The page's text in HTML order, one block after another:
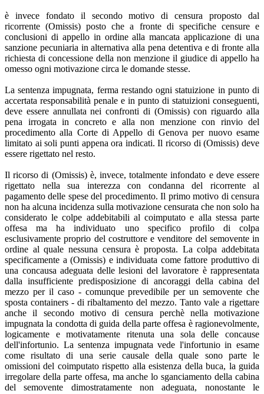
è invece fondato il secondo motivo di censura proposto dal
ricorrente (Omissis) posto che a fronte di specifiche censure e
conclusioni di appello in ordine alla mancata applicazione di una
sanzione pecuniaria in alternativa alla pena detentiva e di fronte alla
richiesta di concessione della non menzione il giudice di appello ha
omesso ogni motivazione circa le domande stesse.
La sentenza impugnata, ferma restando ogni statuizione in punto di
accertata responsabilità penale e in punto di statuizioni conseguenti,
deve essere annullata nei confronti di (Omissis) con riguardo alla
pena irrogata in concreto e alla non menzione con rinvio del
procedimento alla Corte di Appello di Genova per nuovo esame
limitato ai soli punti appena ora indicati. Il ricorso di (Omissis) deve
essere rigettato nel resto.
Il ricorso di (Omissis) è, invece, totalmente infondato e deve essere
rigettato nella sua interezza con condanna del ricorrente al
pagamento delle spese del procedimento. Il primo motivo di censura
non ha alcuna incidenza sulla motivazione censurata che non solo ha
considerato le colpe addebitabili al coimputato e alla stessa parte
offesa ma ha individuato uno specifico profilo di colpa
esclusivamente proprio del costruttore e venditore del semovente in
ordine al quale nessuna censura è proposta. La colpa addebitata
specificamente a (Omissis) e individuata come fattore produttivo di
una concausa adeguata delle lesioni del lavoratore è rappresentata
dalla insufficiente predisposizione di ancoraggi della cabina del
mezzo per il caso - comunque prevedibile per un semovente che
sposta containers - di ribaltamento del mezzo. Tanto vale a rigettare
anche il secondo motivo di censura perchè nella motivazione
impugnata la condotta di guida della parte offesa è ragionevolmente,
logicamente e motivatamente ritenuta una sola delle concause
dell'infortunio. La sentenza impugnata vede l'infortunio in esame
come risultato di una serie causale della quale sono parte le
omissioni del coimputato rispetto alla esistenza della buca, la guida
irregolare della parte offesa, ma anche lo sganciamento della cabina
del semovente dimostratamente non adeguata, nonostante le